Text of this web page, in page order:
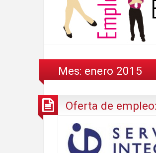
Mes: enero 2015
Oferta de